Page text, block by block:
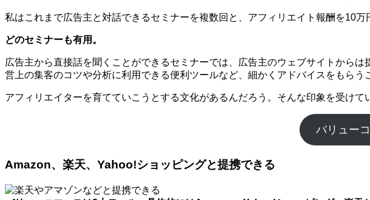
私はこれまで広告主と対話できるセミナーを複数回と、アフィリエイト報酬を10
どのセミナーも有用。
広告主から直接話を聞くことができるセミナーでは、広告主のウェブサイトから
営上の集客のコツや分析に利用できる便利ツールなど、細かくアドバイスをもらう
アフィリエイターを育てていこうとする文化があるんだろう。そんな印象を受けて
バリュー
Amazon、楽天、Yahoo!ショッピングと提携できる